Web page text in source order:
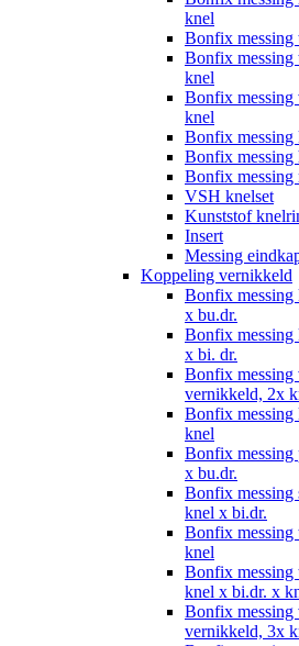
knel
Bonfix messing
Bonfix messing
knel
Bonfix messing
knel
Bonfix messing
Bonfix messing
Bonfix messing
VSH knelset
Kunststof
Insert
Messing
Koppeling vernikkeld
Bonfix messing
x bu.dr.
Bonfix messing
x bi. dr.
Bonfix messing
vernikkeld, 2x
Bonfix
knel
Bonfix messing
x bu.dr.
Bonfix messing
knel x bi.dr.
Bonfix messing
knel
Bonfix messing
knel x bi.dr. x
Bonfix messing
vernikkeld, 3x